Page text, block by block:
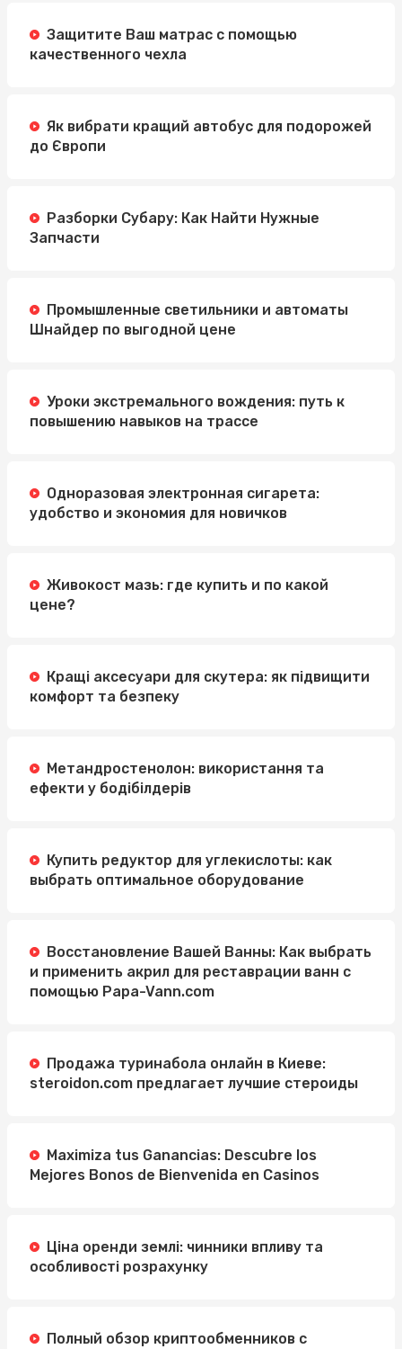
Защитите Ваш матрас с помощью
качественного чехла
Як вибрати кращий автобус для подорожей
до Європи
Разборки Субару: Как Найти Нужные
Запчасти
Промышленные светильники и автоматы
Шнайдер по выгодной цене
Уроки экстремального вождения: путь к
повышению навыков на трассе
Одноразовая электронная сигарета:
удобство и экономия для новичков
Живокост мазь: где купить и по какой
цене?
Кращі аксесуари для скутера: як підвищити
комфорт та безпеку
Метандростенолон: використання та
ефекти у бодібілдерів
Купить редуктор для углекислоты: как
выбрать оптимальное оборудование
Восстановление Вашей Ванны: Как выбрать
и применить акрил для реставрации ванн с
помощью Papa-Vann.com
Продажа туринабола онлайн в Киеве:
steroidon.com предлагает лучшие стероиды
Maximiza tus Ganancias: Descubre los
Mejores Bonos de Bienvenida en Casinos
Ціна оренди землі: чинники впливу та
особливості розрахунку
Полный обзор криптообменников с